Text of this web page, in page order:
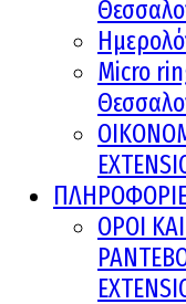
Micro
ΟΡΟΙ